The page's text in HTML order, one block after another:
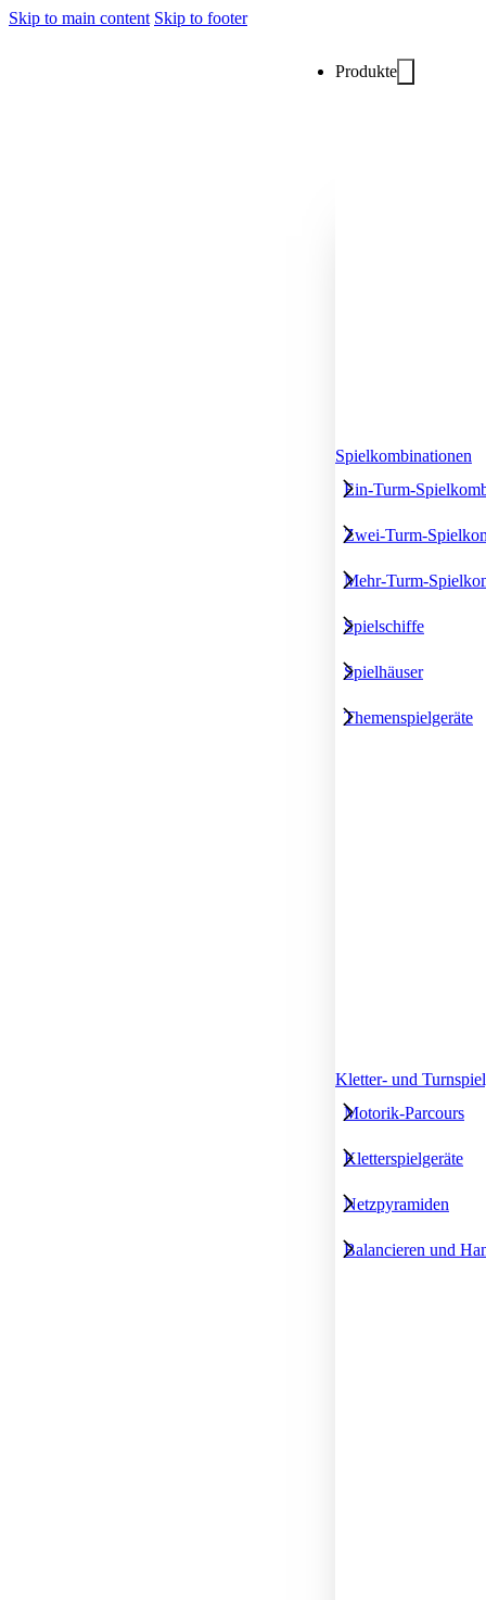
Skip to main content Skip to footer
Produkte
Spielkombinationen
Ein-Turm-
Zwei-Turm-
Mehr-Turm-
Spielschiffe
Spielhäuser
Themenspielgeräte
Kletter- und
Motorik-Parcours
Kletterspielgeräte
Netzpyramiden
Balancieren und